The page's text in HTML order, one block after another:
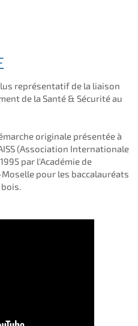
représentatif de la liaison
de la Santé & Sécurité au
originale présentée à
(Association Internationale
par l'Académie de
pour les baccalauréats